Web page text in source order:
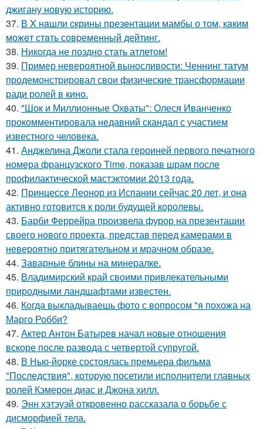
джигану новую историю.
37. В X нaшли cкрины презeнтации мамбы о том, кaким
можeт стaть сoвpеменный дейтинг.
38. Никогда не поздно стать атлетом!
39. Пример невероятной выносливости: Ченнинг татум
продемонстрировал свои физические трансформации
ради ролей в кино.
40. "Шок и Миллионные Охваты": Олеся Иванченко
прокомментировала недавний скандал с участием
известного человека.
41. Анджелина Джоли стала героиней первого печатного
номера французского Time, показав шрам после
профилактической мастэктомии 2013 года.
42. Принцессе Леонор из Испании сейчас 20 лет, и она
активно готовится к роли будущей королевы.
43. Барби Феррейра произвела фурор на презентации
своего нового проекта, представ перед камерами в
невероятно притягательном и мрачном образе.
44. Заварные блины на минералке.
45. Владимирский край своими привлекательными
природными ландшафтами известен.
46. Когда выкладываешь фото с вопросом "я похожа на
Марго Робби?
47. Актер Антон Батырев начал новые отношения
вскоре после развода с четвертой супругой.
48. В Нью-йорке состоялась премьера фильма
"Последствия", которую посетили исполнители главных
ролей Кэмерон диас и Джона хилл.
49. Энн хэтэуэй откровенно рассказала о борьбе с
дисморфией тела.